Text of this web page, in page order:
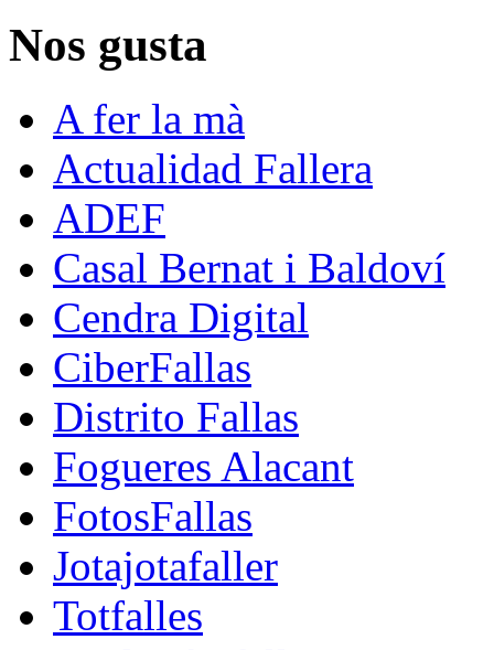
Nos gusta
A fer la mà
Actualidad Fallera
ADEF
Casal Bernat i Baldoví
Cendra Digital
CiberFallas
Distrito Fallas
Fogueres Alacant
FotosFallas
Jotajotafaller
Totfalles